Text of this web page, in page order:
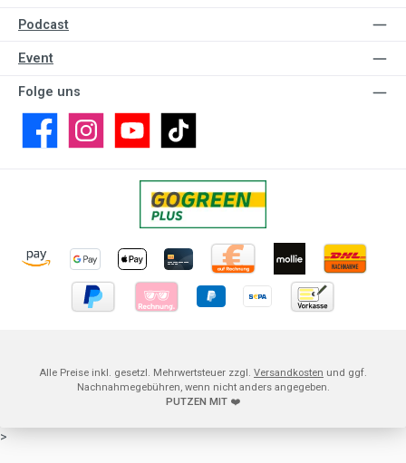
Podcast
Event
Folge uns
FacebookInstagramYouTubeTikTok
Alle Preise inkl. gesetzl. Mehrwertsteuer zzgl. Versandkosten und ggf.
Nachnahmegebühren, wenn nicht anders angegeben.
PUTZEN MIT ❤️
>